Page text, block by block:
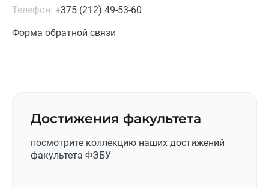
Телефон: +375 (212) 49-53-60
Форма обратной связи
Достижения факультета
посмотрите коллекцию наших достижений
факультета ФЭБУ